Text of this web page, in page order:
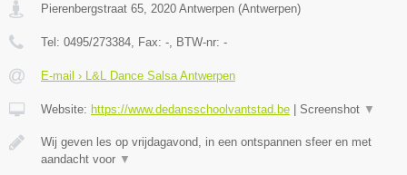
Pierenbergstraat 65 2020 Antwerpen (Antwerpen)
Tel: 0495/273384 , Fax: - , BTW-nr: -
E-mail › L&L Dance Salsa Antwerpen
Website: https://www.dedansschoolvantstad.be | Screenshot ▼
Wij geven les op vrijdagavond, in een ontspannen sfeer en met
aandacht voor ▼